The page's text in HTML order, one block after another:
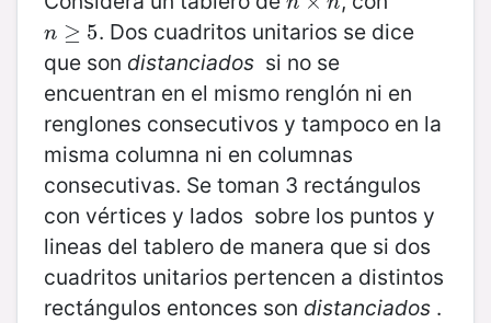
n ≥ 5
n≥5
. Dos cuadritos unitarios se dice
que son distanciados si no se
encuentran en el mismo renglón ni en
renglones consecutivos y tampoco en la
misma columna ni en columnas
consecutivas. Se toman 3 rectángulos
con vértices y lados sobre los puntos y
lineas del tablero de manera que si dos
cuadritos unitarios pertencen a distintos
rectángulos entonces son distanciados .